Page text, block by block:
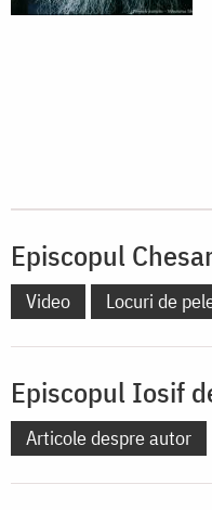
Episcopul
Video Locuri de
Episcopul Iosif
Articole despre autor